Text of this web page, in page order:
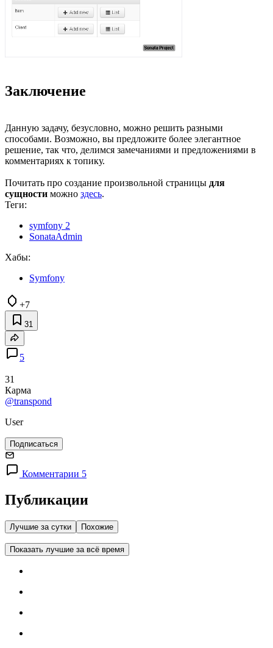
Заключение
Данную задачу, безусловно, можно решить разными
способами. Возможно, вы предложите более элегантное
решение, так что, делимся замечаниями и предложениями в
комментариях к топику.
Почитать про создание произвольной страницы для
сущности можно здесь.
Теги:
symfony 2
SonataAdmin
Хабы:
Symfony
+7
31
5
31
Карма
@transpond
User
Подписаться
Комментарии 5
Публикации
Лучшие за сутки Похожие
Показать лучшие за всё время